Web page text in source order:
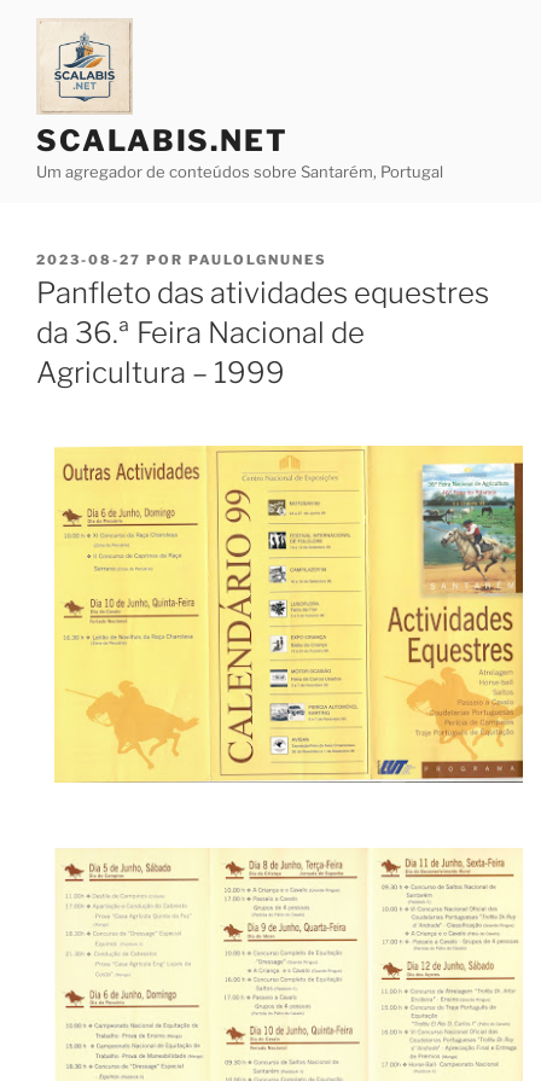
Saltar
conteúdo
SCALABIS.NET
Um agregador de conteúdos sobre Santarém, Portugal
PUBLICADO
EM
2023-08-27 POR PAULOLGNUNES
Panfleto das atividades equestres
da 36.ª Feira Nacional de
Agricultura – 1999